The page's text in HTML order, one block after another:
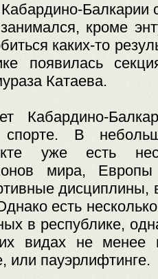
Балкарии
кроме
каких-то
появилась
Катаева.
Кабардино-
В
уже есть
мира,
дисциплины,
есть
в республике,
видах не
или пауэрлифтинге.